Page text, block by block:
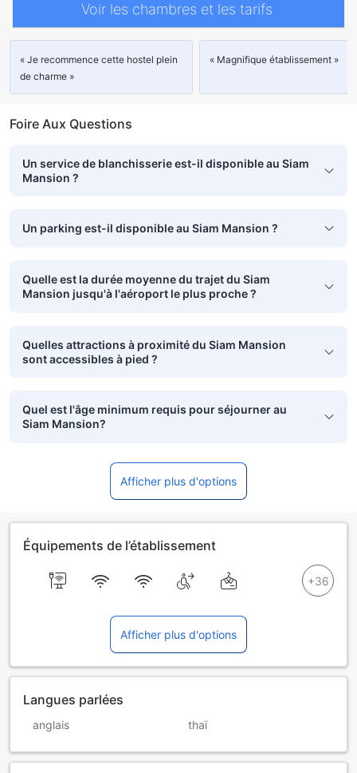
Voir les chambres et les tarifs
« Je recommence cette hostel plein
de charme »
« Magnifique établissement »
Foire Aux Questions
Un service de blanchisserie est-il disponible au Siam
Mansion ?
Un parking est-il disponible au Siam Mansion ?
Quelle est la durée moyenne du trajet du Siam
Mansion jusqu'à l'aéroport le plus proche ?
Quelles attractions à proximité du Siam Mansion
sont accessibles à pied ?
Quel est l'âge minimum requis pour séjourner au
Siam Mansion?
Afficher plus d'options
Équipements de l’établissement
Afficher plus d'options
Langues parlées
anglais thaï